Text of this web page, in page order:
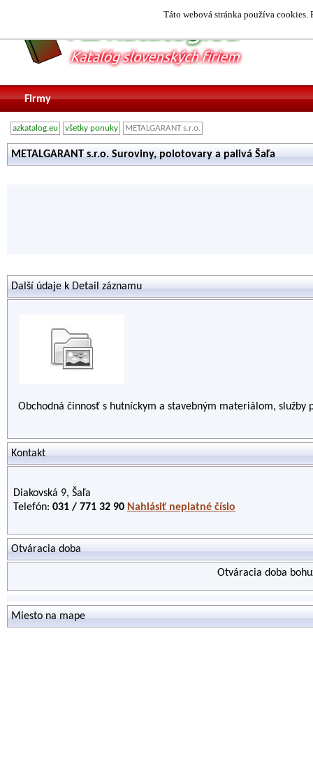
Táto webová stránka používa
Firmy
azkatalog.eu všetky ponuky METALGARANT s.r.o.
METALGARANT s.r.o. Suroviny, polotovary a palivá Šaľa
Další údaje k Detail záznamu
Obchodná činnosť s hutníckym a stavebným materiálom, služby
Kontakt
Diakovská 9, Šaľa
Telefón: 031 / 771 32 90 Nahlásiť neplatné číslo
Otváracia doba
Otváracia doba
Miesto na mape